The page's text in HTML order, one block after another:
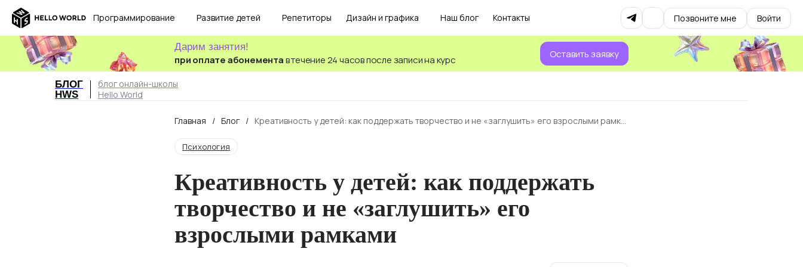
Программирование Развитие детей Репетиторы Дизайн и графика Наш блог Контакты Позвоните мне Войти
при оплате абонементав течение 24 часов после записи на курс
Дарим занятия!
Оставить заявку
БЛОГ
HWS
блог онлайн-школы
Hello World
Главная / Блог / Креативность у детей: как поддержать творчество и не «заглушить» его взрослыми рамка
Психология
Креативность у детей: как поддержать
творчество и не «заглушить» его
взрослыми рамками